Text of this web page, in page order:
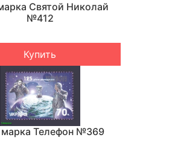
Святой Николай
№412
Купить
марка Телефон №369